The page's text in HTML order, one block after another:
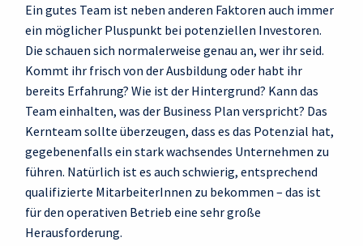
Ein gutes Team ist neben anderen Faktoren auch immer
ein möglicher Pluspunkt bei potenziellen Investoren.
Die schauen sich normalerweise genau an, wer ihr seid.
Kommt ihr frisch von der Ausbildung oder habt ihr
bereits Erfahrung? Wie ist der Hintergrund? Kann das
Team einhalten, was der Business Plan verspricht? Das
Kernteam sollte überzeugen, dass es das Potenzial hat,
gegebenenfalls ein stark wachsendes Unternehmen zu
führen. Natürlich ist es auch schwierig, entsprechend
qualifizierte MitarbeiterInnen zu bekommen – das ist
für den operativen Betrieb eine sehr große
Herausforderung.